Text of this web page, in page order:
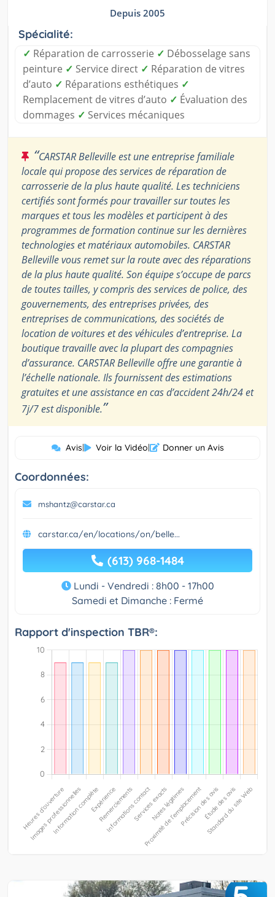
Depuis 2005
Spécialité:
✓ Réparation de carrosserie ✓ Débosselage sans
peinture ✓ Service direct ✓ Réparation de vitres
d’auto ✓ Réparations esthétiques ✓
Remplacement de vitres d’auto ✓ Évaluation des
dommages ✓ Services mécaniques
“CARSTAR Belleville est une entreprise familiale
locale qui propose des services de réparation de
carrosserie de la plus haute qualité. Les techniciens
certifiés sont formés pour travailler sur toutes les
marques et tous les modèles et participent à des
programmes de formation continue sur les dernières
technologies et matériaux automobiles. CARSTAR
Belleville vous remet sur la route avec des réparations
de la plus haute qualité. Son équipe s’occupe de parcs
de toutes tailles, y compris des services de police, des
gouvernements, des entreprises privées, des
entreprises de communications, des sociétés de
location de voitures et des véhicules d’entreprise. La
boutique travaille avec la plupart des compagnies
d’assurance. CARSTAR Belleville offre une garantie à
l’échelle nationale. Ils fournissent des estimations
gratuites et une assistance en cas d’accident 24h/24 et
7j/7 est disponible.”
Avis| Voir la Vidéo| Donner un Avis
Coordonnées:
mshantz@carstar.ca
carstar.ca/en/locations/on/belle...
(613) 968-1484
Lundi - Vendredi : 8h00 - 17h00
Samedi et Dimanche : Fermé
Rapport d'inspection TBR®: